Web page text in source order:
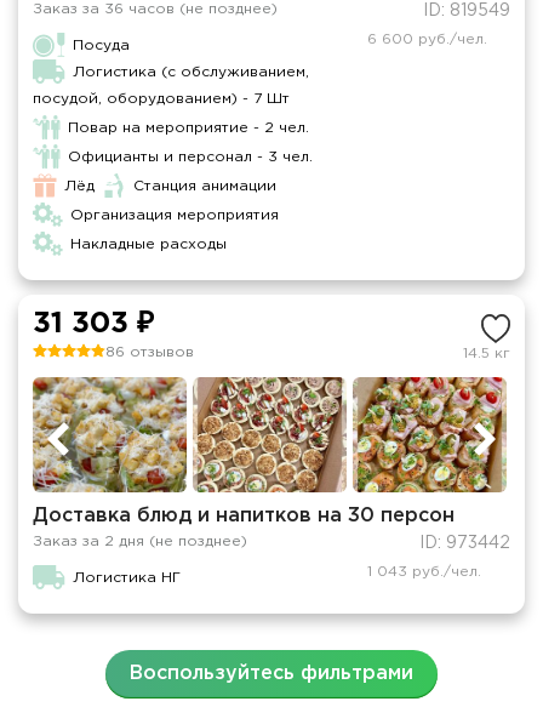
Заказ за 36 часов (не позднее) ID: 819549
Посуда
Логистика (с обслуживанием,
посудой, оборудованием) - 7 Шт
Повар на мероприятие - 2 чел.
Официанты и персонал - 3 чел.
Лёд Станция анимации
Организация мероприятия
Накладные расходы
6 600 руб./чел.
31 303 ₽
86 отзывов 14.5 кг
Доставка блюд и напитков на 30 персон
Заказ за 2 дня (не позднее) ID: 973442
Логистика НГ 1 043 руб./чел.
Воспользуйтесь фильтрами